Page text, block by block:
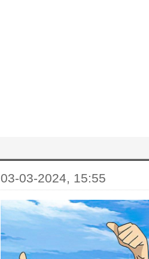
03-03-2024, 15:55